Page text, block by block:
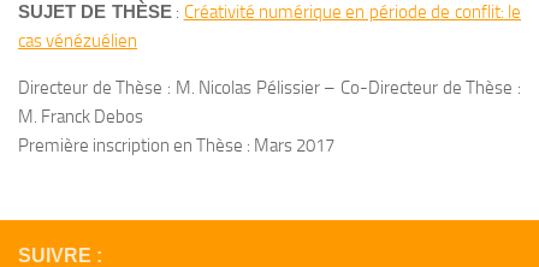
SUJET DE THÈSE: Créativité numérique en période de conflit: le
cas vénézuélien
Directeur de Thèse : M. Nicolas Pélissier – Co-Directeur de Thèse :
M. Franck Debos
Première inscription en Thèse : Mars 2017
SUIVRE :